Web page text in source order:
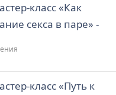
класс «Как
секса в паре» -
класс «Путь к